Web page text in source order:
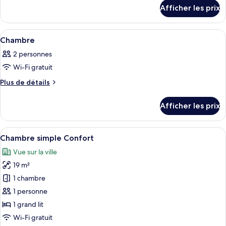
de
chambre :
Chambre
Chambre
Afficher les prix
Afficher
toutes
les
photos
pour
de
chambre :
Chambre
Une chambre d’hôtel moderne
4
Chambre
2 personnes
Wi-Fi gratuit
Plus de détails
Plus
Chambre
Afficher les prix
Afficher
toutes
les
photos
pour
ce
type
de
Une chambre d’hôtel avec un lit, un
5
Chambre simple Confort
Vue sur la ville
19 m²
1 chambre
1 personne
1 grand lit
Wi-Fi gratuit